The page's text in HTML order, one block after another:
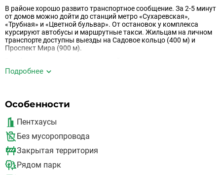
В районе хорошо развито транспортное сообщение. За 2-5 минут
от домов можно дойти до станций метро «Сухаревская»,
«Трубная» и «Цветной бульвар». От остановок у комплекса
курсируют автобусы и маршрутные такси. Жильцам на личном
транспорте доступны выезды на Садовое кольцо (400 м) и
Проспект Мира (900 м).
· 4 школы и лицей;
· Магазины;
· ТРЦ «Тверской пассаж», «Цветной».
Для прогулок и отдыха подойдут Екатерининский сквер и сад
«Эрмитаж» - они расположены в 1 км от новостройки.
Первые этажи ЖК «Lion Gate» займут ресторан, СПА-салон,
фитнес-клуб и сигарная и винная комнаты. На придомовой
Подробнее
Особенности
Пентхаусы
Без мусоропровода
Закрытая территория
Рядом парк